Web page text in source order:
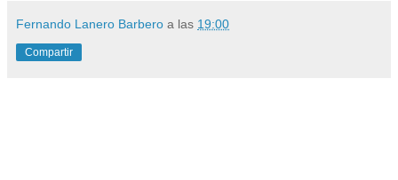
Fernando Lanero Barbero a las 19:00
Compartir